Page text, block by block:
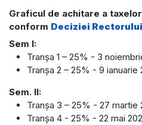
Graficul de achitare a
conform Deciziei
Sem I:
Tranșa 1 – 25% - 3
Tranșa 2 – 25% - 9 ianuarie
Sem. II:
Tranșa 3 – 25% - 27 martie
Tranșa 4 - 25% - 22 mai